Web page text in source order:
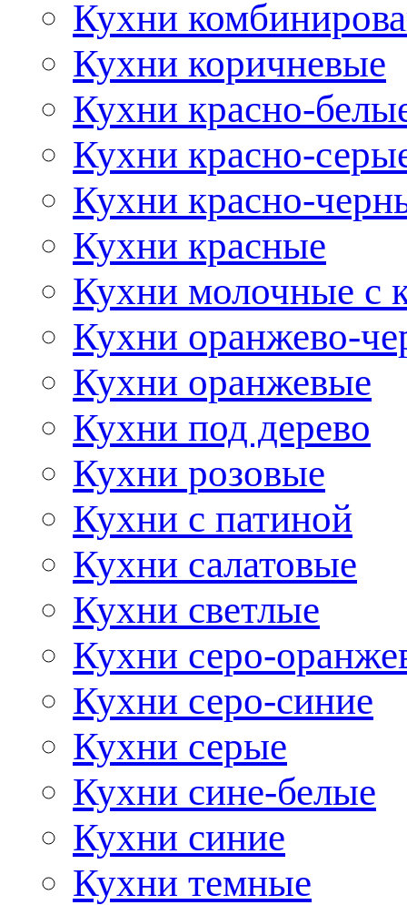
Кухни
Кухни коричневые
Кухни красно-
Кухни красно-
Кухни красно-
Кухни красные
Кухни молочные с
Кухни оранжево-
Кухни оранжевые
Кухни под дерево
Кухни розовые
Кухни с патиной
Кухни салатовые
Кухни светлые
Кухни серо-
Кухни серо-синие
Кухни серые
Кухни сине-белые
Кухни синие
Кухни темные